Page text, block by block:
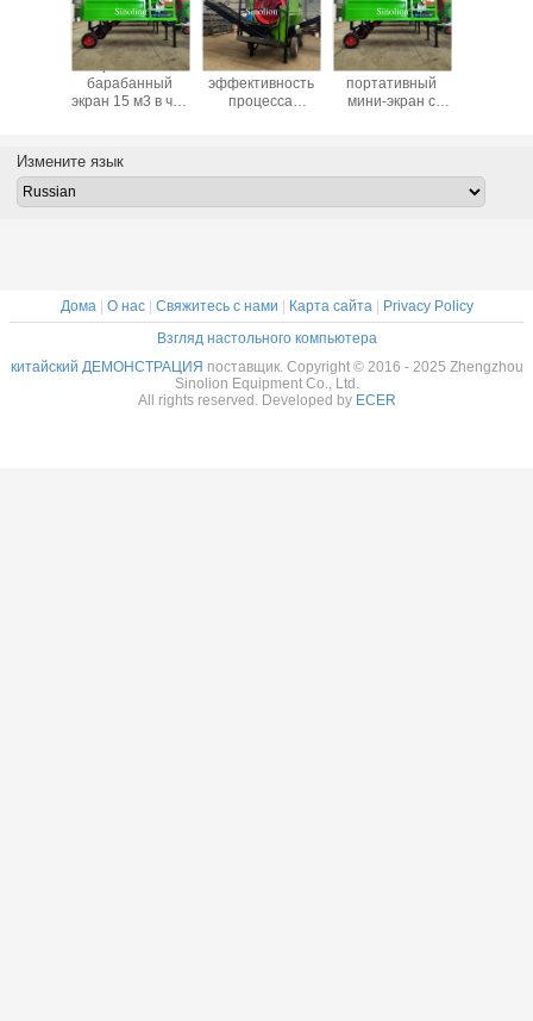
Золотомоторный
завод для
напряжении
220V/380V/415V
Мобильный
ротационный
экрановый
круговой
углеродной
Ротационный
барабанный
экран
дизайн Прочный
Измените язык
Дома| О нас| Свяжитесь с нами Карта сайта|
Privacy Policy
Взгляд настольного компьютера
китайский ДЕМОНСТРАЦИЯ поставщик. Copyright © 2016 - 2025 Zhengzhou
Sinolion Equipment Co., Ltd.
All rights reserved. Developed by ECER